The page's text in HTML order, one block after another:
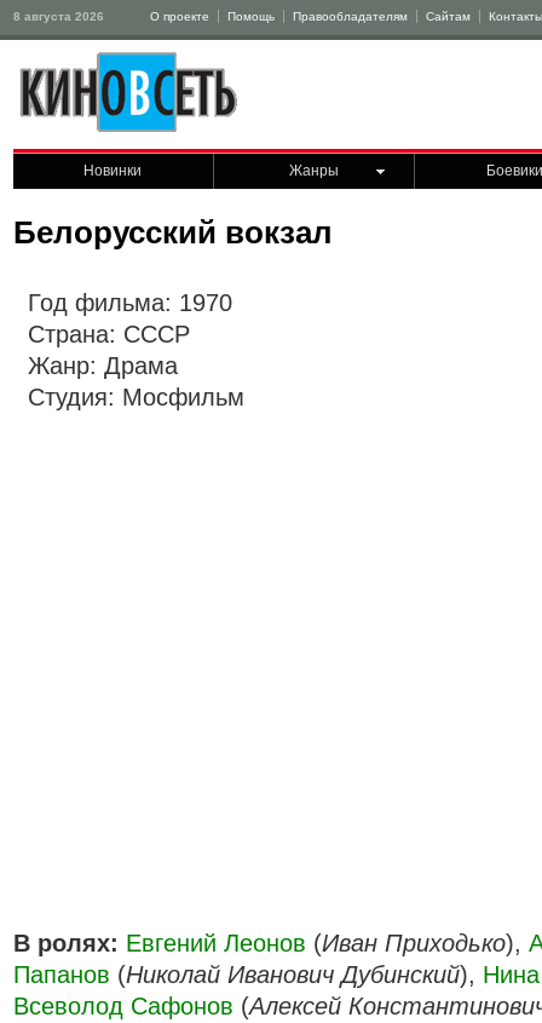
8 августа 2026 О проекте Помощь Правообладателям Сайтам Контакты
Новинки Жанры Боевики
Белорусский вокзал
Год фильма: 1970
Страна: СССР
Жанр: Драма
Студия: Мосфильм
В ролях: Евгений Леонов (Иван Приходько),
Папанов (Николай Иванович Дубинский), Нина
Всеволод Сафонов (Алексей